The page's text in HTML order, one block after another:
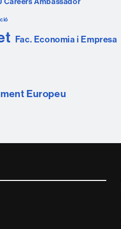
Fac. Economia i Empresa
Europeu